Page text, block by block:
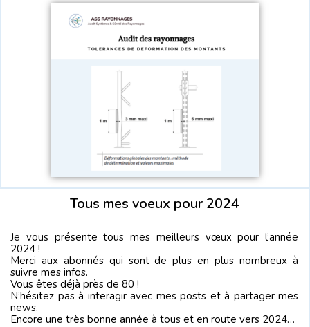
Tous mes voeux pour 2024
Je vous présente tous mes meilleurs vœux pour l’année
2024 !
Merci aux abonnés qui sont de plus en plus nombreux à
suivre mes infos.
Vous êtes déjà près de 80 !
N’hésitez pas à interagir avec mes posts et à partager mes
news.
Encore une très bonne année à tous et en route vers 2024…